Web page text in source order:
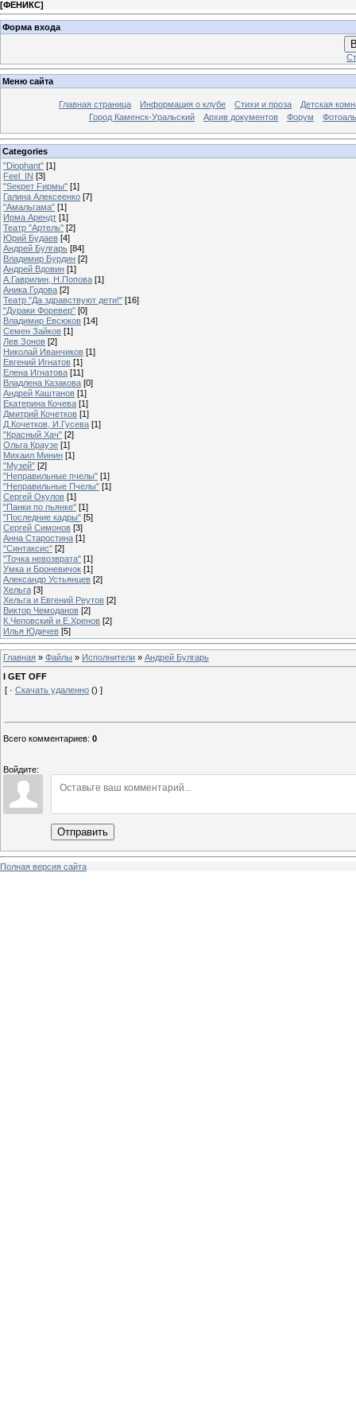
[ФЕНИКС]
Форма входа
Меню сайта
Главная страница Информация о клубе Стихи и проза
Детская
Город Каменск-Уральский
Архив документов Форум
Categories
"Diophant" [1]
Feel_IN [3]
"Sекрет Fирмы" [1]
Галина Алексеенко [7]
"Амальгама" [1]
Ирма Арендт [1]
Театр "Артель" [2]
Юрий Будаев [4]
Андрей Булгарь [84]
Владимир Бурдин [2]
Андрей Вдовин [1]
А.Гаврилин, Н.Попова [1]
Аника Годова [2]
Театр "Да здравствуют дети!" [16]
"Дураки Форевер" [0]
Владимир Евсюков [14]
Семен Зайков [1]
Лев Зонов [2]
Николай Иванчиков [1]
Евгений Игнатов [1]
Елена Игнатова [11]
Владлена Казакова [0]
Андрей Каштанов [1]
Екатерина Кочева [1]
Дмитрий Кочетков [1]
Д.Кочетков, И.Гусева [1]
"Красный Хач" [2]
Ольга Краузе [1]
Михаил Минин [1]
"Музей" [2]
"Неправильные пчелы" [1]
"Неправильные Пчелы" [1]
Сергей Окулов [1]
"Панки по пьянке" [1]
"Последние кадры" [5]
Сергей Симонов [3]
Анна Старостина [1]
"Синтаксис" [2]
"Точка невозврата" [1]
Умка и Броневичок [1]
Александр Устьянцев [2]
Хельга [3]
Хельга и Евгений Реутов [2]
Виктор Чемоданов [2]
К.Чеповский и Е.Хренов [2]
Илья Юдичев [5]
Главная » Файлы » Исполнители » Андрей Булгарь
I GET OFF
[ · Скачать удаленно () ]
Всего комментариев: 0
Войдите:
Отправить
Полная версия сайта